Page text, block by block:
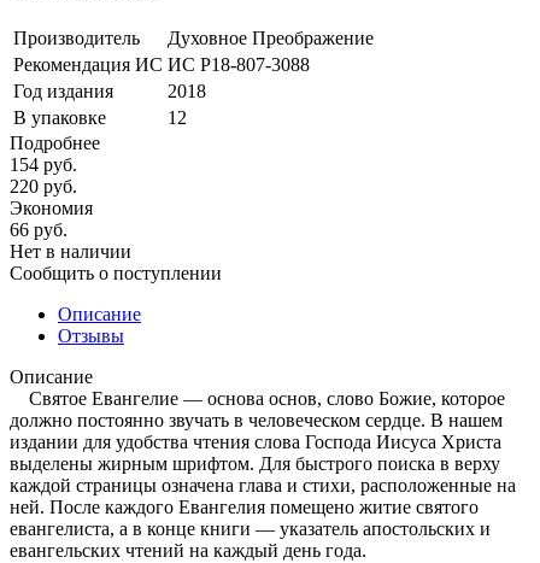
Производитель
Духовное Преображение
Рекомендация ИС ИС Р18-807-3088
Год издания
2018
В упаковке
12
Подробнее
154 руб.
220 руб.
Экономия
66 руб.
Нет в наличии
Сообщить о поступлении
Описание
Отзывы
Описание
Святое Евангелие — основа основ, слово Божие, которое
должно постоянно звучать в человеческом сердце. В нашем
издании для удобства чтения слова Господа Иисуса Христа
выделены жирным шрифтом. Для быстрого поиска в верху
каждой страницы означена глава и стихи, расположенные на
ней. После каждого Евангелия помещено житие святого
евангелиста, а в конце книги — указатель апостольских и
евангельских чтений на каждый день года.